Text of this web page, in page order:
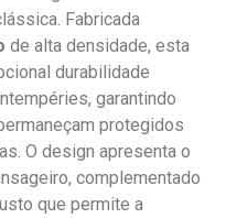
Fabricada
de alta densidade, esta
durabilidade
garantindo
protegidos
O design apresenta o
complementado
que permite a